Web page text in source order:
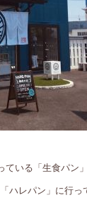
いる「生食パン」
ハレパン」に行っ